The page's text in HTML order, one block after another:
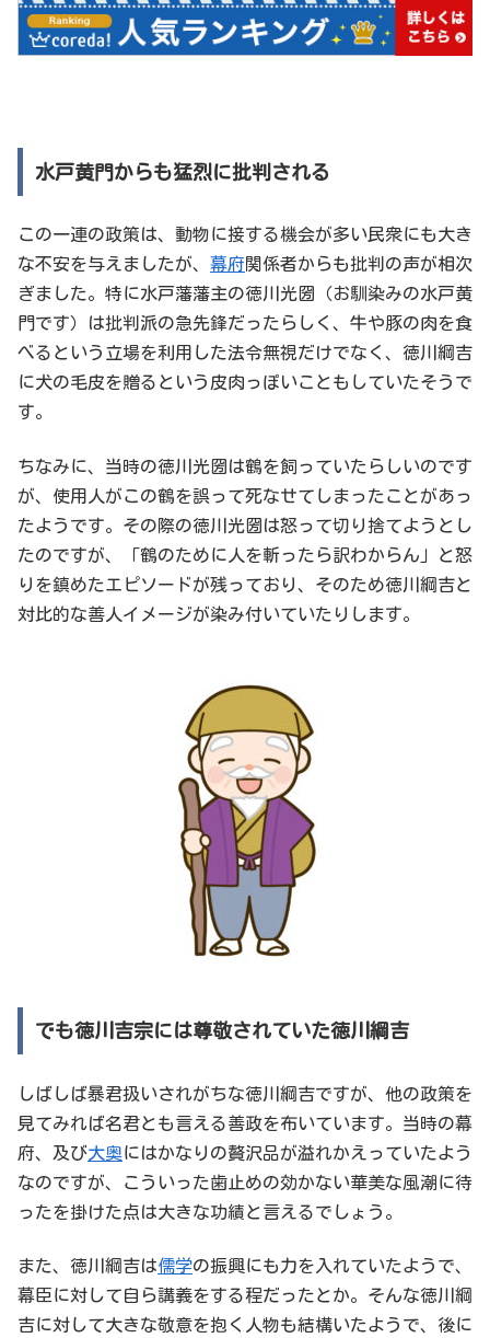
水戸黄門からも猛烈に批判される
この一連の政策は、動物に接する機会が多い民衆にも大き
な不安を与えましたが、 幕府関係者からも批判の声が相次
ぎました。特に水戸藩藩主の徳川光圀（お馴染みの水戸黄
門です）は批判派の急先鋒だったらしく、牛や豚の肉を食
べるという立場を利用した法令無視だけでなく、徳川綱吉
に犬の毛皮を贈るという皮肉っぽいこともしていたそうで
す。
ちなみに、当時の徳川光圀は鶴を飼っていたらしいのです
が、使用人がこの鶴を誤って死なせてしまったことがあっ
たようです。その際の徳川光圀は怒って切り捨てようとし
たのですが、「鶴のために人を斬ったら訳わからん」と怒
りを鎮めたエピソードが残っており、そのため徳川綱吉と
対比的な善人イメージが染み付いていたりします。
でも徳川吉宗には尊敬されていた徳川綱吉
しばしば暴君扱いされがちな徳川綱吉ですが、他の政策を
見てみれば名君とも言える善政を布いています。当時の幕
府、及び大奥にはかなりの贅沢品が溢れかえっていたよう
なのですが、こういった歯止めの効かない華美な風潮に待
ったを掛けた点は大きな功績と言えるでしょう。
また、徳川綱吉は儒学の振興にも力を入れていたようで、
幕臣に対して自ら講義をする程だったとか。そんな徳川綱
吉に対して大きな敬意を抱く人物も結構いたようで、後に